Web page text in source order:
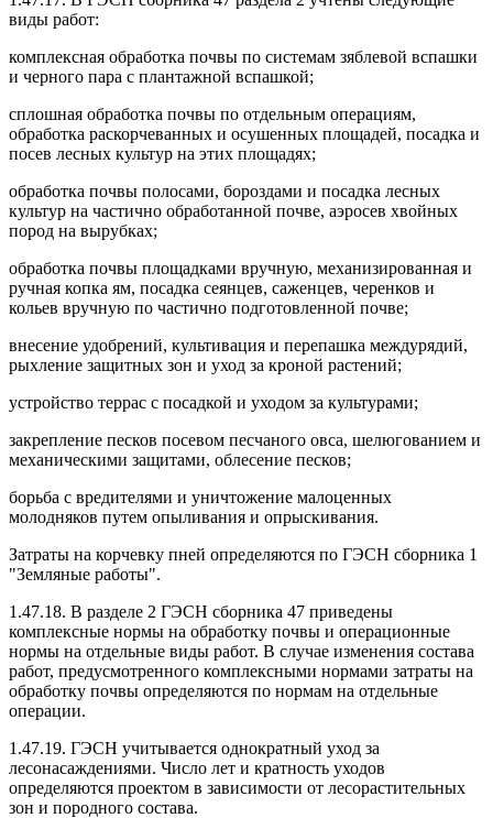
виды работ:
комплексная обработка почвы по системам зяблевой вспашки
и черного пара с плантажной вспашкой;
сплошная обработка почвы по отдельным операциям,
обработка раскорчеванных и осушенных площадей, посадка и
посев лесных культур на этих площадях;
обработка почвы полосами, бороздами и посадка лесных
культур на частично обработанной почве, аэросев хвойных
пород на вырубках;
обработка почвы площадками вручную, механизированная и
ручная копка ям, посадка сеянцев, саженцев, черенков и
кольев вручную по частично подготовленной почве;
внесение удобрений, культивация и перепашка междурядий,
рыхление защитных зон и уход за кроной растений;
устройство террас с посадкой и уходом за культурами;
закрепление песков посевом песчаного овса, шелюгованием и
механическими защитами, облесение песков;
борьба с вредителями и уничтожение малоценных
молодняков путем опыливания и опрыскивания.
Затраты на корчевку пней определяются по ГЭСН сборника 1
"Земляные работы".
1.47.18. В разделе 2 ГЭСН сборника 47 приведены
комплексные нормы на обработку почвы и операционные
нормы на отдельные виды работ. В случае изменения состава
работ, предусмотренного комплексными нормами затраты на
обработку почвы определяются по нормам на отдельные
операции.
1.47.19. ГЭСН учитывается однократный уход за
лесонасаждениями. Число лет и кратность уходов
определяются проектом в зависимости от лесорастительных
зон и породного состава.